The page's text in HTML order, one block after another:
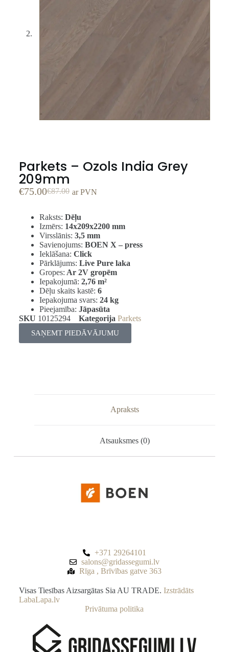
Parkets – Ozols India Grey
209mm
€87.00
€75.00 ar PVN
Raksts: Dēļu
Izmērs: 14x209x2200 mm
Virsslānis: 3,5 mm
Savienojums: BOEN X – press
Ieklāšana: Click
Pārklājums: Live Pure laka
Gropes: Ar 2V gropēm
Iepakojumā: 2,76 m²
Dēļu skaits kastē: 6
Iepakojuma svars: 24 kg
Pieejamība: Jāpasūta
SKU 10125294 Kategorija Parkets
SAŅEMT PIEDĀVĀJUMU
Apraksts
Atsauksmes (0)
+371 29264101
salons@gridassegumi.lv
Rīga , Brīvības gatve 363
Visas Tiesības Aizsargātas Sia AU TRADE. Izstrādāts
LabaLapa.lv
Privātuma politika